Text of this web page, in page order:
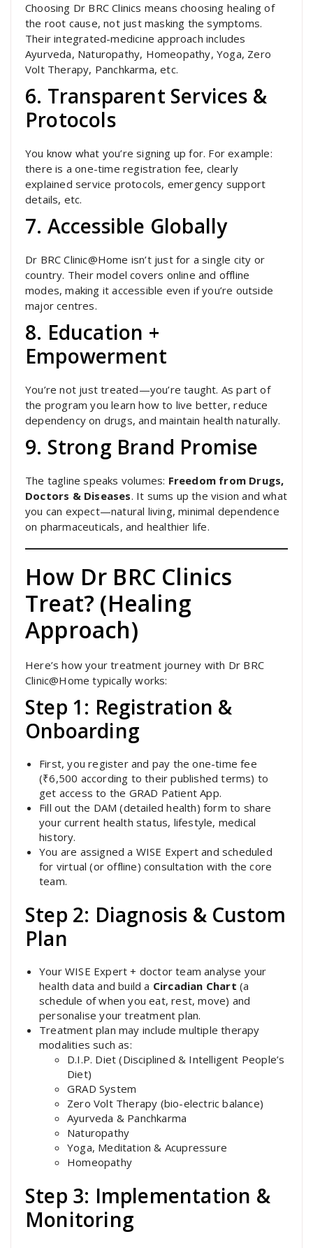
Choosing Dr BRC Clinics means choosing healing of
the root cause, not just masking the symptoms.
Their integrated-medicine approach includes
Ayurveda, Naturopathy, Homeopathy, Yoga, Zero
Volt Therapy, Panchkarma, etc.
6. Transparent Services &
Protocols
You know what you’re signing up for. For example:
there is a one-time registration fee, clearly
explained service protocols, emergency support
details, etc.
7. Accessible Globally
Dr BRC Clinic@Home isn’t just for a single city or
country. Their model covers online and offline
modes, making it accessible even if you’re outside
major centres.
8. Education +
Empowerment
You’re not just treated—you’re taught. As part of
the program you learn how to live better, reduce
dependency on drugs, and maintain health naturally.
9. Strong Brand Promise
The tagline speaks volumes: Freedom from Drugs,
Doctors & Diseases. It sums up the vision and what
you can expect—natural living, minimal dependence
on pharmaceuticals, and healthier life.
How Dr BRC Clinics
Treat? (Healing
Approach)
Here’s how your treatment journey with Dr BRC
Clinic@Home typically works:
Step 1: Registration &
Onboarding
First, you register and pay the one-time fee
(₹6,500 according to their published terms) to
get access to the GRAD Patient App.
Fill out the DAM (detailed health) form to share
your current health status, lifestyle, medical
history.
You are assigned a WISE Expert and scheduled
for virtual (or offline) consultation with the core
team.
Step 2: Diagnosis & Custom
Plan
Your WISE Expert + doctor team analyse your
health data and build a Circadian Chart (a
schedule of when you eat, rest, move) and
personalise your treatment plan.
Treatment plan may include multiple therapy
modalities such as:
D.I.P. Diet (Disciplined & Intelligent People’s
Diet)
GRAD System
Zero Volt Therapy (bio-electric balance)
Ayurveda & Panchkarma
Naturopathy
Yoga, Meditation & Acupressure
Homeopathy
Step 3: Implementation &
Monitoring